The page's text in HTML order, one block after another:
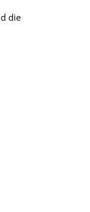
die